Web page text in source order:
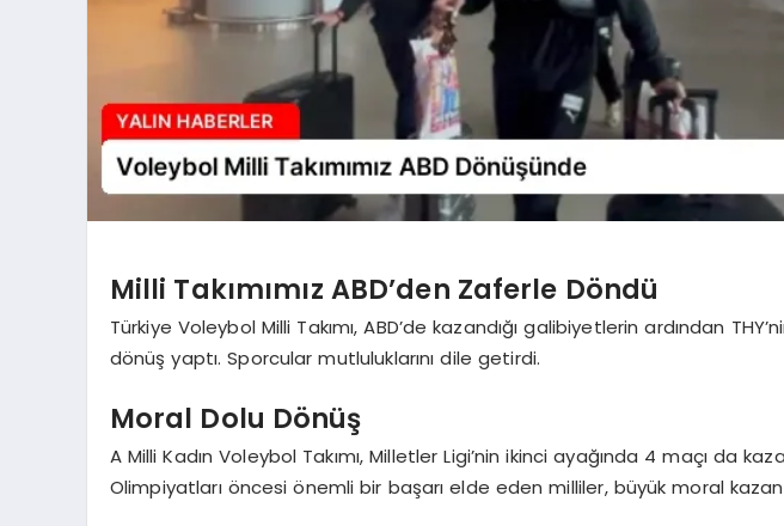
Milli Takımımız ABD’den Zaferle Döndü
Türkiye Voleybol Milli Takımı, ABD’de kazandığı galibiyetlerin ardından
dönüş yaptı. Sporcular mutluluklarını dile getirdi.
Moral Dolu Dönüş
A Milli Kadın Voleybol Takımı, Milletler Ligi’nin ikinci ayağında 4 maçı da
Olimpiyatları öncesi önemli bir başarı elde eden milliler, büyük moral